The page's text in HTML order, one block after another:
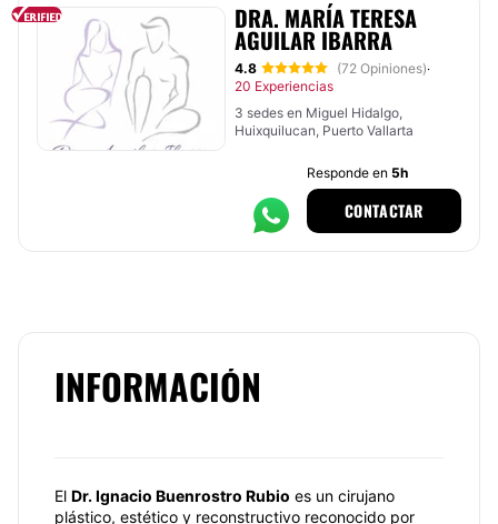
DRA. MARÍA TERESA
AGUILAR IBARRA
4.8 (72 Opiniones)·
20 Experiencias
3 sedes en Miguel Hidalgo,
Huixquilucan, Puerto Vallarta
Responde en 5h
CONTACTAR
INFORMACIÓN
El Dr. Ignacio Buenrostro Rubio es un cirujano
plástico, estético y reconstructivo reconocido por